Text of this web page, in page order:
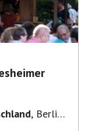
, Berlin-